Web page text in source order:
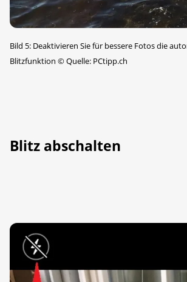
Bild 5: Deaktivieren Sie für bessere Fotos die
Blitzfunktion ©Quelle: PCtipp.ch
Blitz abschalten